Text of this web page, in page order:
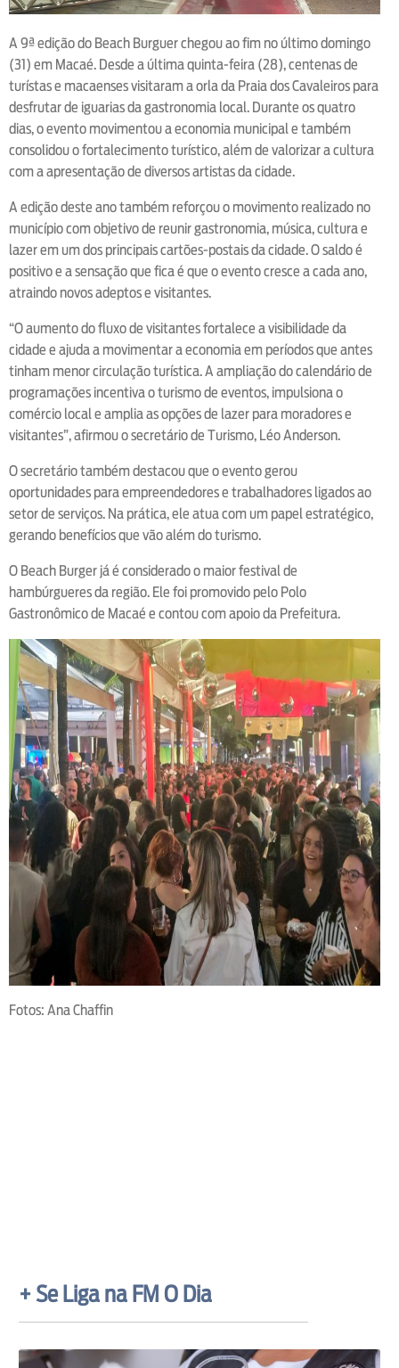
A 9ª edição do Beach Burguer chegou ao fim no último domingo
(31) em Macaé. Desde a última quinta-feira (28), centenas de
turístas e macaenses visitaram a orla da Praia dos Cavaleiros para
desfrutar de iguarias da gastronomia local. Durante os quatro
dias, o evento movimentou a economia municipal e também
consolidou o fortalecimento turístico, além de valorizar a cultura
com a apresentação de diversos artistas da cidade.
A edição deste ano também reforçou o movimento realizado no
município com objetivo de reunir gastronomia, música, cultura e
lazer em um dos principais cartões-postais da cidade. O saldo é
positivo e a sensação que fica é que o evento cresce a cada ano,
atraindo novos adeptos e visitantes.
“O aumento do fluxo de visitantes fortalece a visibilidade da
cidade e ajuda a movimentar a economia em períodos que antes
tinham menor circulação turística. A ampliação do calendário de
programações incentiva o turismo de eventos, impulsiona o
comércio local e amplia as opções de lazer para moradores e
visitantes”, afirmou o secretário de Turismo, Léo Anderson.
O secretário também destacou que o evento gerou
oportunidades para empreendedores e trabalhadores ligados ao
setor de serviços. Na prática, ele atua com um papel estratégico,
gerando benefícios que vão além do turismo.
O Beach Burger já é considerado o maior festival de
hambúrgueres da região. Ele foi promovido pelo Polo
Gastronômico de Macaé e contou com apoio da Prefeitura.
Fotos: Ana Chaffin
+ Se Liga na FM O Dia